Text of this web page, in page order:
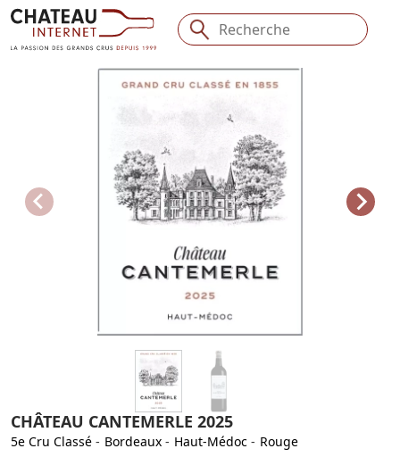
CHÂTEAU CANTEMERLE 2025
5e Cru Classé - Bordeaux - Haut-Médoc - Rouge